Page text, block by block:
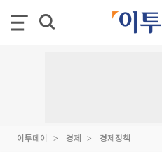
이투데이 경제 경제정책